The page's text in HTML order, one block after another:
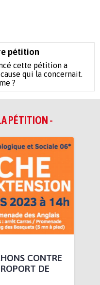
pétition
cette pétition a
qui la concernait.
?
PÉTITION -
CONTRE
DE